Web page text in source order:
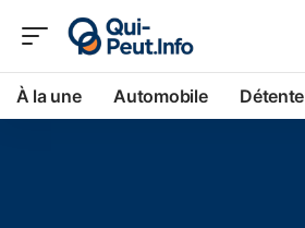
À la une Automobile Détente